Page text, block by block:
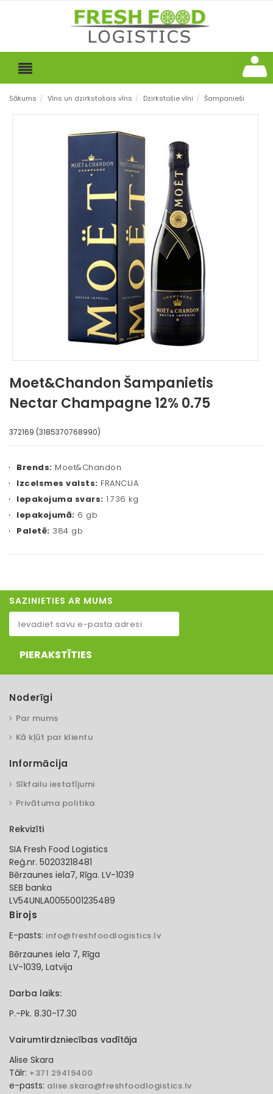
Sākums / Vīns un dzirkstošais vīns / Dzirkstošie vīni / Šampanieši
Moet&Chandon Šampanietis
Nectar Champagne 12% 0.75
372169 (3185370768990)
Brends: Moet&Chandon
Izcelsmes valsts: FRANCIJA
Iepakojuma svars: 1.736 kg
Iepakojumā: 6 gb
Paletē: 384 gb
SAZINIETIES AR MUMS
PIERAKSTĪTIES
Noderīgi
Par mums
Kā kļūt par klientu
Informācija
Sīkfailu iestatījumi
Privātuma politika
Rekvizīti
SIA Fresh Food Logistics
Reģ.nr. 50203218481
Bērzaunes iela7, Rīga. LV-1039
SEB banka
LV54UNLA0055001235489
Birojs
E-pasts: info@freshfoodlogistics.lv
Bērzaunes iela 7, Rīga
LV-1039, Latvija
Darba laiks:
P.-Pk. 8.30-17.30
Vairumtirdzniecības vadītāja
Alise Skara
Tālr: +371 29419400
e-pasts: alise.skara@freshfoodlogistics.lv